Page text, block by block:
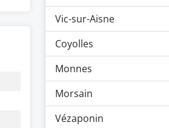
Vic-sur-Aisne
Coyolles
Monnes
Morsain
Vézaponin